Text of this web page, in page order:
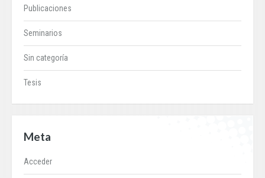
Publicaciones
Seminarios
Sin categoría
Tesis
Meta
Acceder